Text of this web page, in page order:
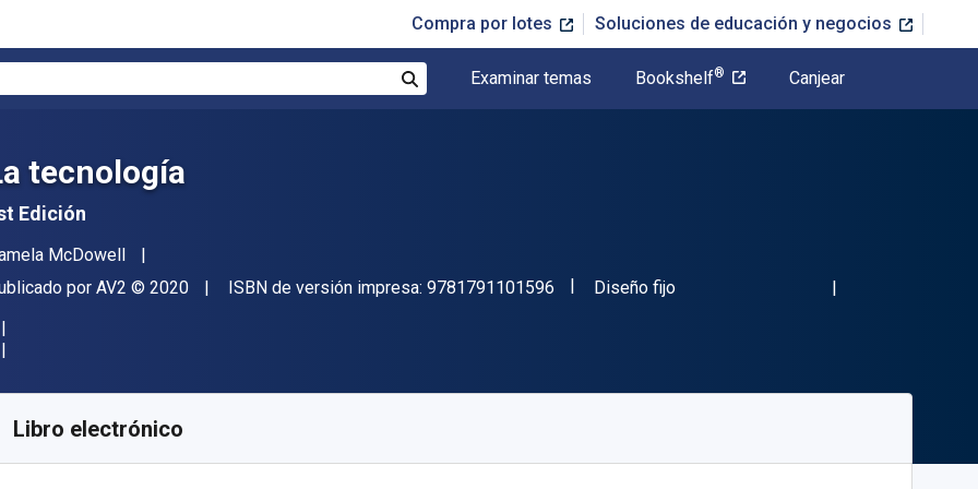
Compra por lotes Soluciones de educación y negocios
Examinar temas Bookshelf® Canjear
tecnología
Edición
McDowell
por AV2 Copyright
© 2020 ISBN de versión impresa: 9781791101596 "ISBN-13 9781791101596"
Formato
Diseño fijo
Libro electrónico